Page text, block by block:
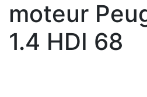
moteur
1.4 HDI 68